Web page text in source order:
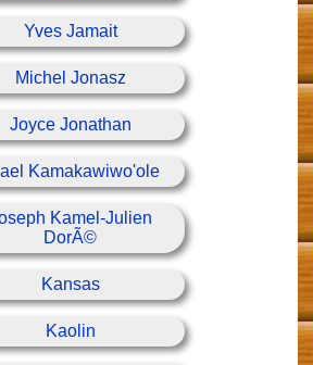
Yves Jamait
Michel Jonasz
Joyce Jonathan
Kamakawiwo'ole
Kamel-Julien
DorÃ©
Kansas
Kaolin